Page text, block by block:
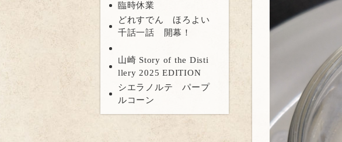
臨時休業
どれすでん ほろよい
千話一話 開幕！
山崎 Story of the Disti
llery 2025 EDITION
シエラノルテ パープ
ルコーン